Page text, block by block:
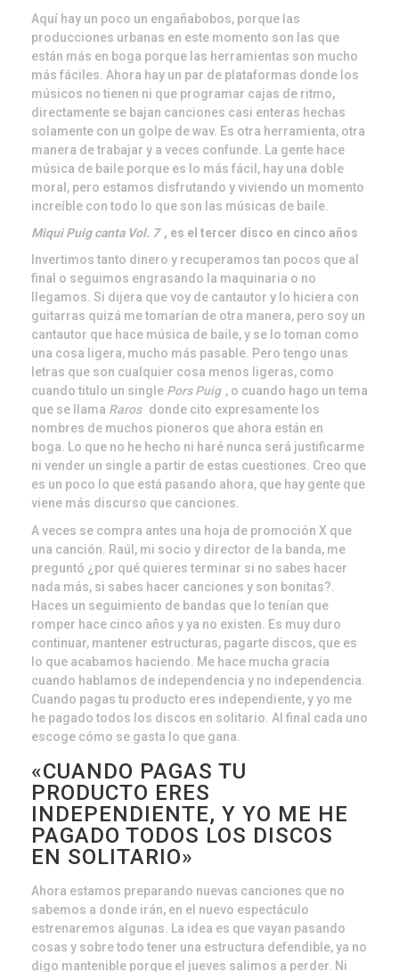
Aquí hay un poco un engañabobos, porque las
producciones urbanas en este momento son las que
están más en boga porque las herramientas son mucho
más fáciles. Ahora hay un par de plataformas donde los
músicos no tienen ni que programar cajas de ritmo,
directamente se bajan canciones casi enteras hechas
solamente con un golpe de wav. Es otra herramienta, otra
manera de trabajar y a veces confunde. La gente hace
música de baile porque es lo más fácil, hay una doble
moral, pero estamos disfrutando y viviendo un momento
increíble con todo lo que son las músicas de baile.
Miqui Puig canta Vol. 7 , es el tercer disco en cinco años
Invertimos tanto dinero y recuperamos tan pocos que al
final o seguimos engrasando la maquinaria o no
llegamos. Si dijera que voy de cantautor y lo hiciera con
guitarras quizá me tomarían de otra manera, pero soy un
cantautor que hace música de baile, y se lo toman como
una cosa ligera, mucho más pasable. Pero tengo unas
letras que son cualquier cosa menos ligeras, como
cuando titulo un single Pors Puig , o cuando hago un tema
que se llama Raros donde cito expresamente los
nombres de muchos pioneros que ahora están en
boga. Lo que no he hecho ni haré nunca será justificarme
ni vender un single a partir de estas cuestiones. Creo que
es un poco lo que está pasando ahora, que hay gente que
viene más discurso que canciones.
A veces se compra antes una hoja de promoción X que
una canción. Raúl, mi socio y director de la banda, me
preguntó ¿por qué quieres terminar si no sabes hacer
nada más, si sabes hacer canciones y son bonitas?.
Haces un seguimiento de bandas que lo tenían que
romper hace cinco años y ya no existen. Es muy duro
continuar, mantener estructuras, pagarte discos, que es
lo que acabamos haciendo. Me hace mucha gracia
cuando hablamos de independencia y no independencia.
Cuando pagas tu producto eres independiente, y yo me
he pagado todos los discos en solitario. Al final cada uno
escoge cómo se gasta lo que gana.
«CUANDO PAGAS TU
PRODUCTO ERES
INDEPENDIENTE, Y YO ME HE
PAGADO TODOS LOS DISCOS
EN SOLITARIO»
Ahora estamos preparando nuevas canciones que no
sabemos a donde irán, en el nuevo espectáculo
estrenaremos algunas. La idea es que vayan pasando
cosas y sobre todo tener una estructura defendible, ya no
digo mantenible porque el jueves salimos a perder. Ni